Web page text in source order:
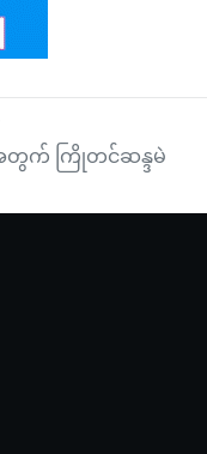
အတွက် ကြိုတင်ဆန္ဒမဲ